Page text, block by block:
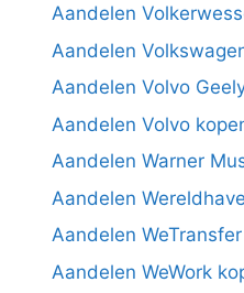
Aandelen
Aandelen
Aandelen Volvo
Aandelen Volvo
Aandelen Warner
Aandelen
Aandelen
Aandelen WeWork